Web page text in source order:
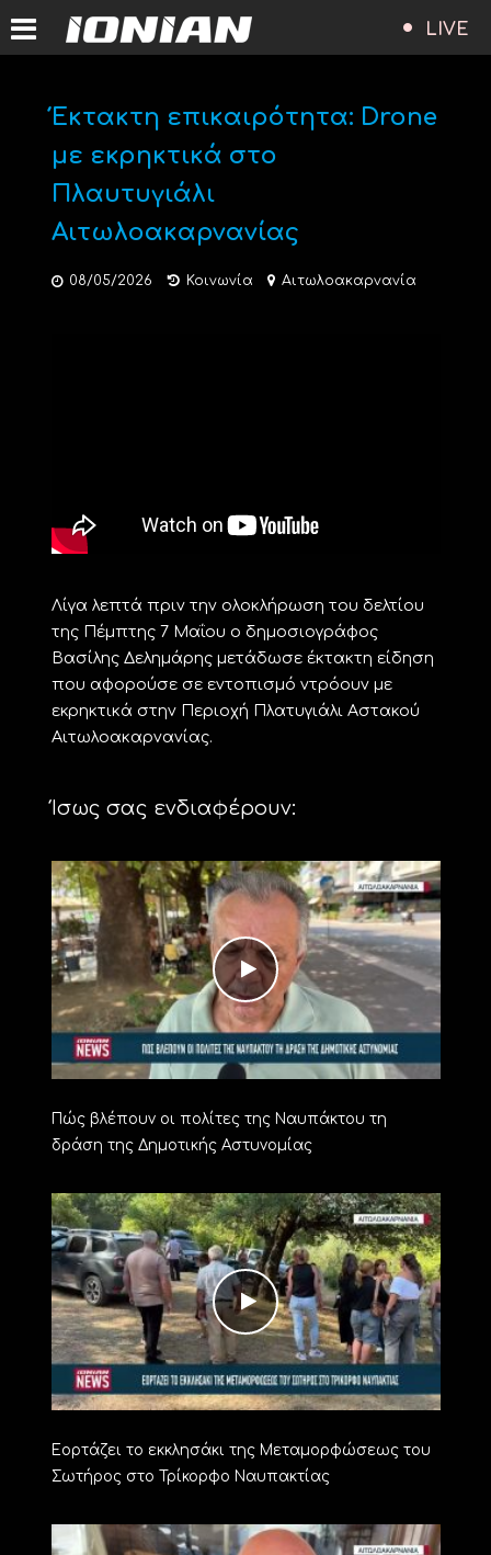
LIVE
Έκτακτη επικαιρότητα: Drone
με εκρηκτικά στο
Πλαυτυγιάλι
Αιτωλοακαρνανίας
08/05/2026 Κοινωνία Αιτωλοακαρνανία
Λίγα λεπτά πριν την ολοκλήρωση του δελτίου
της Πέμπτης 7 Μαΐου ο δημοσιογράφος
Βασίλης Δελημάρης μετάδωσε έκτακτη είδηση
που αφορούσε σε εντοπισμό ντρόουν με
εκρηκτικά στην Περιοχή Πλατυγιάλι Αστακού
Αιτωλοακαρνανίας.
Ίσως σας ενδιαφέρουν:
Πώς βλέπουν οι πολίτες της Ναυπάκτου τη
δράση της Δημοτικής Αστυνομίας
Εορτάζει το εκκλησάκι της Μεταμορφώσεως του
Σωτήρος στο Τρίκορφο Ναυπακτίας